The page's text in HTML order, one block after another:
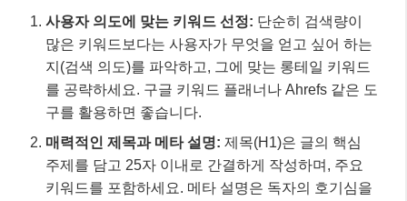
사용자 의도에 맞는 키워드 선정: 단순히 검색량이
많은 키워드보다는 사용자가 무엇을 얻고 싶어 하는
지(검색 의도)를 파악하고, 그에 맞는 롱테일 키워드
를 공략하세요. 구글 키워드 플래너나 Ahrefs 같은 도
구를 활용하면 좋습니다.
매력적인 제목과 메타 설명: 제목(H1)은 글의 핵심
주제를 담고 25자 이내로 간결하게 작성하며, 주요
키워드를 포함하세요. 메타 설명은 독자의 호기심을